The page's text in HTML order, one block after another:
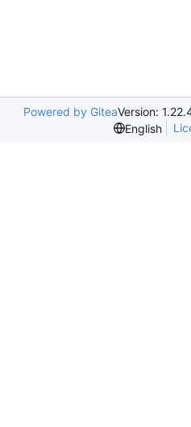
Powered by GiteaVersion:
English